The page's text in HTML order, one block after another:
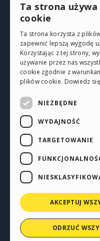
PROFIL
Moje wpisy
Moje licencje
Pobieranie
Web hosting
Polski
Copyright © 2026Incomedia
IT07514640015
Terms of use WebSite X5:
Objects Privacy Policy
This site contains user
and it is for informational
and all liability for the acts,
parties in connection with
Ta strona
cookie
Ta strona korzysta z
zapewnić lepszą wygodę
Korzystając z tej strony,
używanie przez nas
cookie zgodnie z
plików cookie. Dowiedz
NIEZBĘDNE
WYDAJNOŚĆ
TARGETOWANIE
AKCEPTUJ
ODRZUĆ